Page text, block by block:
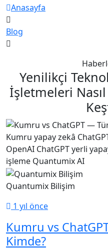
Anasayfa
Blog
Yenilikçi
İşletmeleri
Kumru yapay zekâ
OpenAI ChatGPTyerli
işleme Quantumix AI
Quantumix Bilişim
1 yıl önce
Kumru vs
Kimde?